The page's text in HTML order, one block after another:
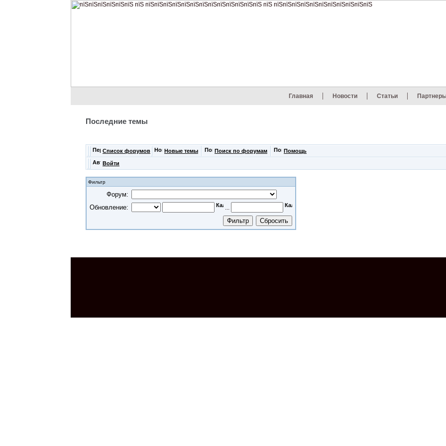
Главная Новости Статьи
Последние темы
Список форумов Новые темы Поиск по форумам Помощь
Войти
Фильтр
Форум:
Обновление:
...